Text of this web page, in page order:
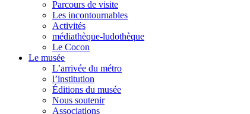
Parcours de visite
Les incontournables
Activités
médiathèque-ludothèque
Le Cocon
Le musée
L’arrivée du métro
l’institution
Éditions du musée
Nous soutenir
Associations